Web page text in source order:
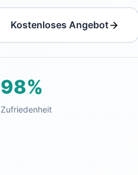
Kostenloses Angebot
98%
Zufriedenheit